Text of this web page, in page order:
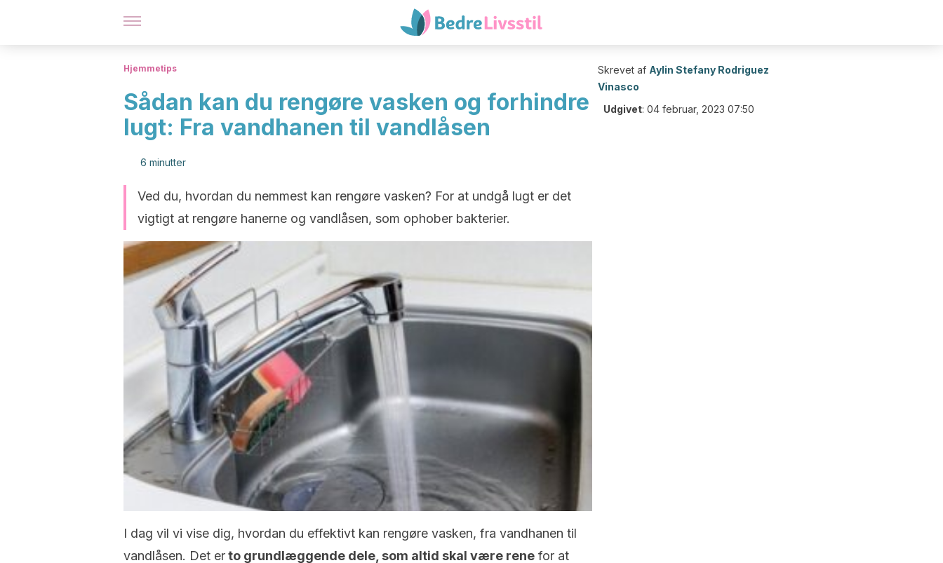
Hjemmetips
Sådan kan du rengøre vasken og forhindre
lugt: Fra vandhanen til vandlåsen
6 minutter
Ved du, hvordan du nemmest kan rengøre vasken? For at undgå lugt er det
vigtigt at rengøre hanerne og vandlåsen, som ophober bakterier.
I dag vil vi vise dig, hvordan du effektivt kan rengøre vasken, fra vandhanen til
vandlåsen. Det erto grundlæggende dele, som altid skal være rene for at
Skrevet af Aylin Stefany Rodriguez
Vinasco
Udgivet: 04 februar, 2023 07:50